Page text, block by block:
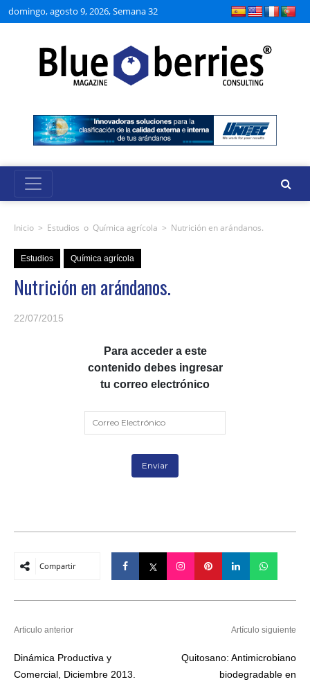
domingo, agosto 9, 2026, Semana 32
Inicio > Estudios o Química agrícola > Nutrición en arándanos.
Estudios Química agrícola
Nutrición en arándanos.
22/07/2015
Para acceder a este
contenido debes ingresar
tu correo electrónico
Compartir
Articulo anterior
Dinámica Productiva y
Comercial, Diciembre 2013.
Artículo siguiente
Quitosano: Antimicrobiano
biodegradable en